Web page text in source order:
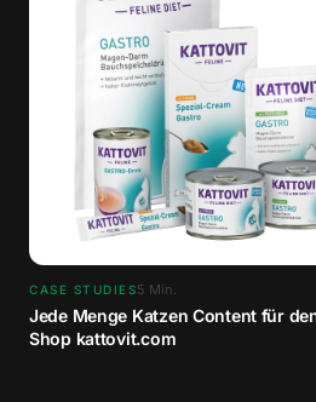
CASE STUDIES5 Min.
Jede Menge Katzen Content für
Shop kattovit.com